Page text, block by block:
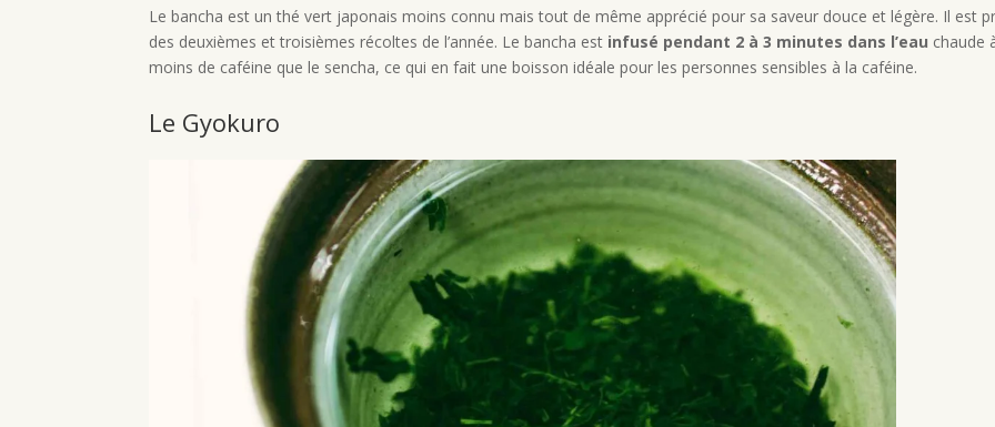
Le bancha est un thé vert japonais moins connu mais tout de même apprécié pour sa saveur douce et légère. Il est
des deuxièmes et troisièmes récoltes de l’année. Le bancha est infusé pendant 2 à 3 minutes dans l’eau chaude
moins de caféine que le sencha, ce qui en fait une boisson idéale pour les personnes sensibles à la caféine.
Le Gyokuro